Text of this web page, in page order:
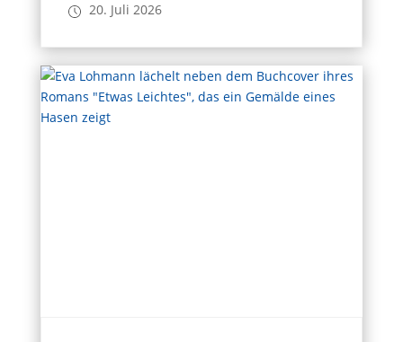
20. Juli 2026